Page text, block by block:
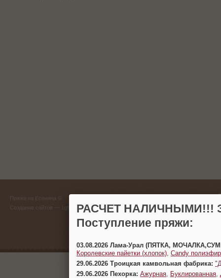
Пряжа на Есенина ©
Создание сайтов
(383)
г.
РАСЧЕТ НАЛИЧНЫМИ!!!
Поступление пряжи:
03.08.2026 Лама-Урал (ПЯТКА,
Королевские пайетки (хлопок) Candy
29.06.2026 Троицкая камвольная фабрика:
29.06.2026 Пехорка: Ажурная Буклированная